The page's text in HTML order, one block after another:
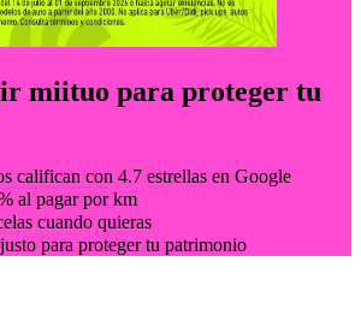
miituo para proteger tu
califican con 4.7 estrellas en Google
al pagar por km
cuando quieras
para proteger tu patrimonio